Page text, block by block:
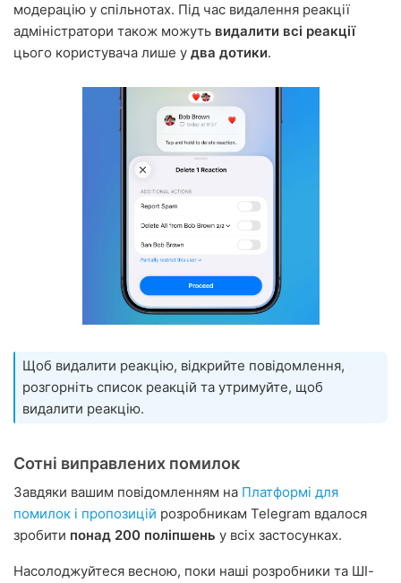
модерацію у спільнотах. Під час видалення реакції
адміністратори також можуть видалити всі реакції
цього користувача лише у два дотики.
Щоб видалити реакцію, відкрийте повідомлення,
розгорніть список реакцій та утримуйте, щоб
видалити реакцію.
Сотні виправлених помилок
Завдяки вашим повідомленням на Платформі для
помилок і пропозицій розробникам Telegram вдалося
зробити понад 200 поліпшень у всіх застосунках.
Насолоджуйтеся весною, поки наші розробники та ШІ-